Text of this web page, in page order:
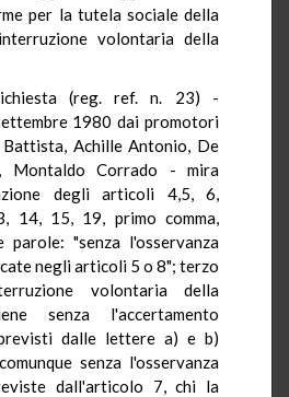
per la tutela sociale della
volontaria della
(reg. ref. n. 23) -
1980 dai promotori
Achille Antonio, De
Montaldo Corrado - mira
degli articoli 4,5, 6,
14, 15, 19, primo comma,
parole: "senza l'osservanza
negli articoli 5 o 8"; terzo
volontaria della
senza l'accertamento
dalle lettere a) e b)
senza l'osservanza
dall'articolo 7, chi la